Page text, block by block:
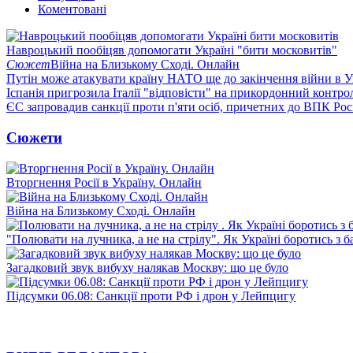
Коментовані
Навроцький пообіцяв допомогати Україні "бити московитів"
СюжетВійна на Близькому Сході. Онлайн
Путін може атакувати країну НАТО ще до закінчення війни в
Іспанія пригрозила Італії "відповісти" на прикордонний
ЄС запровадив санкції проти п'яти осіб, причетних до ВПК
Сюжети
Вторгнення Росії в Україну. Онлайн
Війна на Близькому Сході. Онлайн
"Полювати на лучника, а не на стрілу". Як Україні боротись з
Загадковий звук вибуху налякав Москву: що це було
Підсумки 06.08: Санкції проти РФ і дрон у Лейпцигу